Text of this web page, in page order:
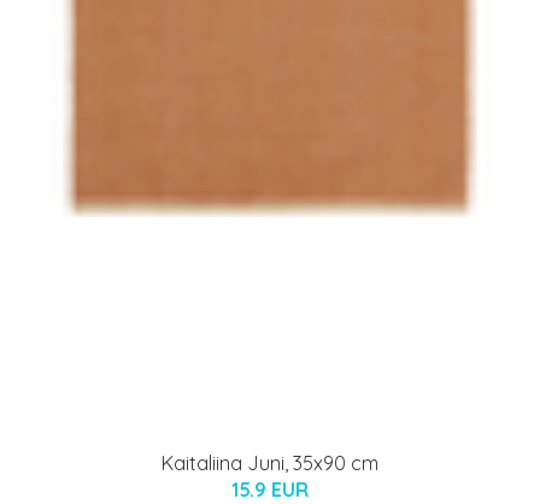
Kaitaliina Juni, 35x90 cm
15.9 EUR